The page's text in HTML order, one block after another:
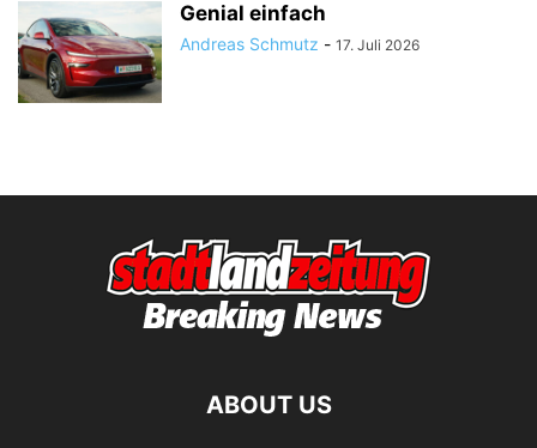
Genial einfach
Andreas Schmutz - 17. Juli 2026
ABOUT US